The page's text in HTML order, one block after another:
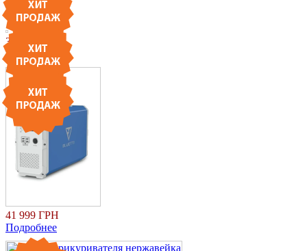
Подробнее
39 999 ГРН
Подробнее
41 999 ГРН
Подробнее